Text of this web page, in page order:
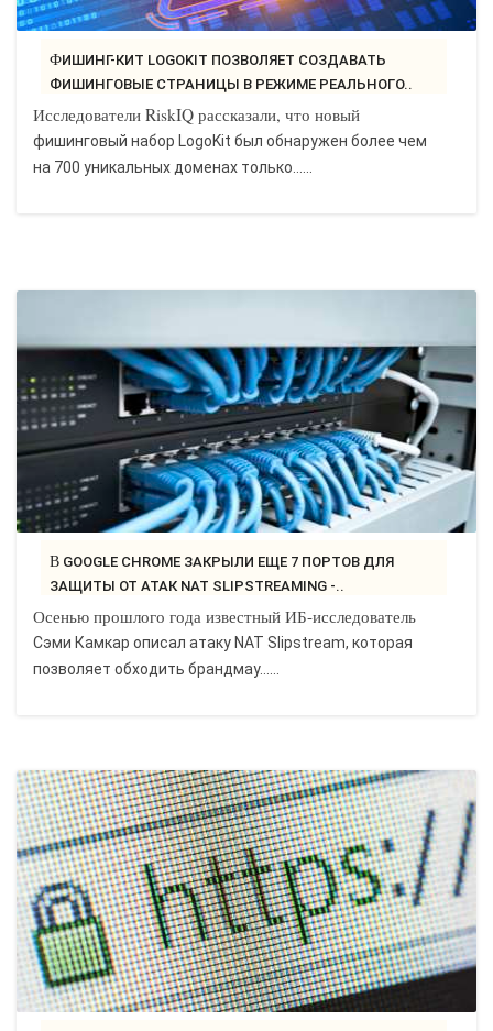
ФИШИНГ-КИТ LOGOKIT ПОЗВОЛЯЕТ СОЗДАВАТЬ
ФИШИНГОВЫЕ СТРАНИЦЫ В РЕЖИМЕ РЕАЛЬНОГО..
Исследователи RiskIQ рассказали, что новый
фишинговый набор LogoKit был обнаружен более чем
на 700 уникальных доменах только…...
В GOOGLE CHROME ЗАКРЫЛИ ЕЩЕ 7 ПОРТОВ ДЛЯ
ЗАЩИТЫ ОТ АТАК NAT SLIPSTREAMING -..
Осенью прошлого года известный ИБ-исследователь
Сэми Камкар описал атаку NAT Slipstream, которая
позволяет обходить брандмау…...